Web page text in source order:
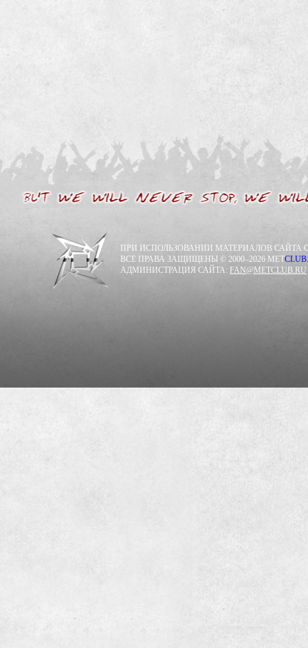
ПРИ ИСПОЛЬЗОВАНИИ МАТЕРИАЛОВ САЙТА
ВСЕ ПРАВА ЗАЩИЩЕНЫ © 2000–2026 METCLUB.
АДМИНИСТРАЦИЯ САЙТА: FAN@METCLUB.RU